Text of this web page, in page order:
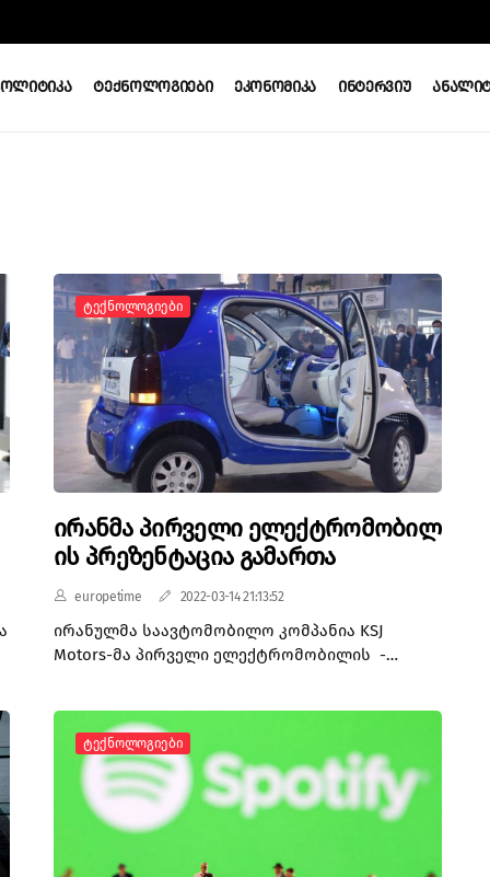
Ტექნოლოგიები Ეკონომიკა Ინტერვიუ
Ტექნოლოგიები
ირანმა პირველი ელექტრომობილ
ის პრეზენტაცია გამართა
europetime 2022-03-14 21:13:52
ირანულმა საავტომობილო კომპანია KSJ
Motors-მა პირველი ელექტრომობილის -
დირექტორმა სიამაკ ჰოჯატმა განაცხადა, რომ
ორადგილიანი ელექტრომობილი $10,500
ეღირება.
Ტექნოლოგიები